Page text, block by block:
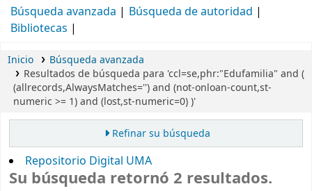
Búsqueda avanzada
Búsqueda de autoridad
Bibliotecas
Inicio
Búsqueda avanzada
Resultados de búsqueda para 'ccl=se,phr:"Edufamilia" and (
(allrecords,AlwaysMatches='') and (not-onloan-count,st-
numeric >= 1) and (lost,st-numeric=0) )'
Refinar su búsqueda
Repositorio Digital UMA
Su búsqueda retornó 2 resultados.